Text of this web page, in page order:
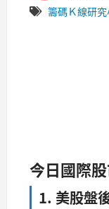
籌碼Ｋ線研究
今日國際
1. 美股盤